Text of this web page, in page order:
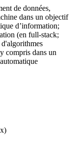
de données,
dans un objectif
d’information;
(en full-stack;
compris dans un